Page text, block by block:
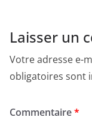
Laisser un
Votre adresse e-
obligatoires sont
Commentaire*